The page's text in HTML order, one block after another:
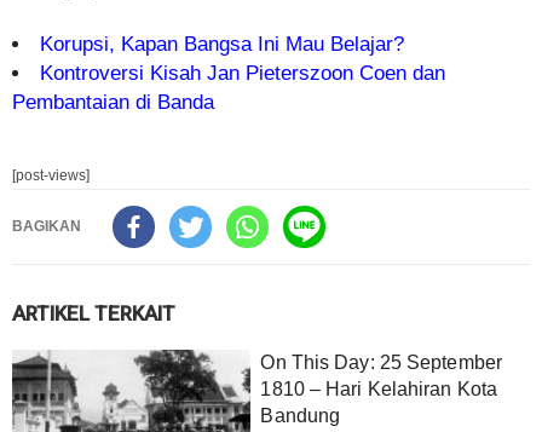
Korupsi, Kapan Bangsa Ini Mau Belajar?
Kontroversi Kisah Jan Pieterszoon Coen dan
Pembantaian di Banda
[post-views]
BAGIKAN
ARTIKEL TERKAIT
On This Day: 25 September
1810 – Hari Kelahiran Kota
Bandung